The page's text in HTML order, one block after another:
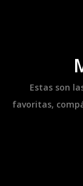
Estas son
favoritas,